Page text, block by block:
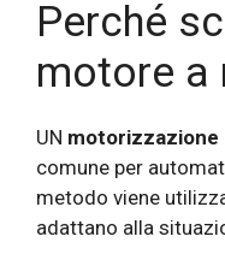
Perché
motore a
UN motorizzazione
comune per
metodo viene
adattano alla